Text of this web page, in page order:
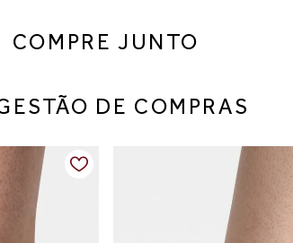
COMPRE JUNTO
DE COMPRAS